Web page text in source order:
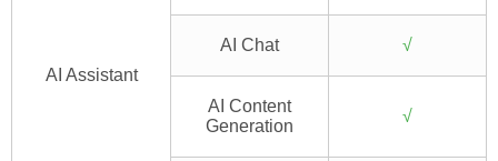
AI Assistant
AI Chat √
AI Content
Generation
√